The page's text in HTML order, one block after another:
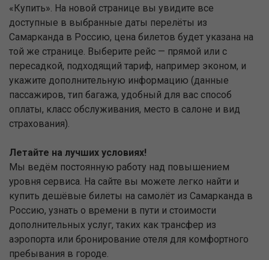
«Купить». На новой странице вы увидите все
доступные в выбранные даты перелёты из
Самарканда в Россию, цена билетов будет указана на
той же странице. Выберите рейс — прямой или с
пересадкой, подходящий тариф, например эконом, и
укажите дополнительную информацию (данные
пассажиров, тип багажа, удобный для вас способ
оплаты, класс обслуживания, место в салоне и вид
страхования).
Летайте на лучших условиях!
Мы ведём постоянную работу над повышением
уровня сервиса. На сайте вы можете легко найти и
купить дешёвые билеты на самолёт из Самарканда в
Россию, узнать о времени в пути и стоимости
дополнительных услуг, таких как трансфер из
аэропорта или бронирование отеля для комфортного
пребывания в городе.